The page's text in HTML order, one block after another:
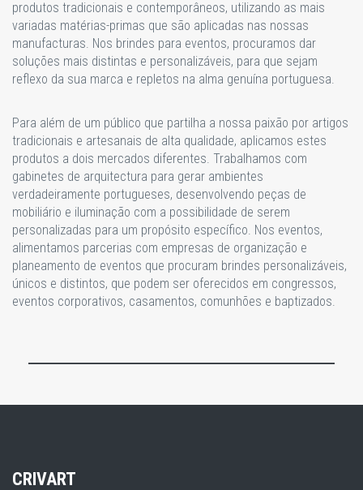
produtos tradicionais e contemporâneos, utilizando as mais
variadas matérias-primas que são aplicadas nas nossas
manufacturas. Nos brindes para eventos, procuramos dar
soluções mais distintas e personalizáveis, para que sejam
reflexo da sua marca e repletos na alma genuína portuguesa.
Para além de um público que partilha a nossa paixão por artigos
tradicionais e artesanais de alta qualidade, aplicamos estes
produtos a dois mercados diferentes. Trabalhamos com
gabinetes de arquitectura para gerar ambientes
verdadeiramente portugueses, desenvolvendo peças de
mobiliário e iluminação com a possibilidade de serem
personalizadas para um propósito específico. Nos eventos,
alimentamos parcerias com empresas de organização e
planeamento de eventos que procuram brindes personalizáveis,
únicos e distintos, que podem ser oferecidos em congressos,
eventos corporativos, casamentos, comunhões e baptizados.
CRIVART